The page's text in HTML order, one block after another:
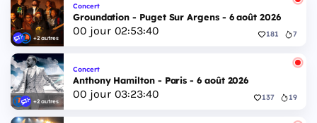
+2 autres
Concert
Groundation - Puget Sur Argens - 6 août 2026
00 jour 02:53:40 181 7
+2 autres
Concert
Anthony Hamilton - Paris - 6 août 2026
00 jour 03:23:40 137 19